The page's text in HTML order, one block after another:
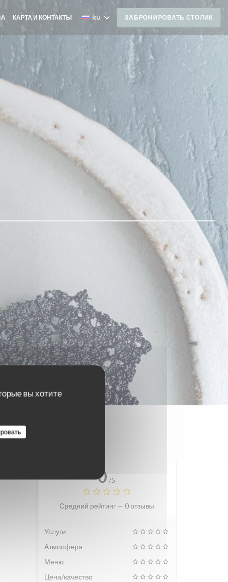
вы хотите
КАРТА И КОНТАКТЫ RU ЗАБРОНИРОВАТЬ СТОЛИК
0 /5
Средний рейтинг — 0 отзывы
Услуги
Атмосфера
Меню
Цена/качество